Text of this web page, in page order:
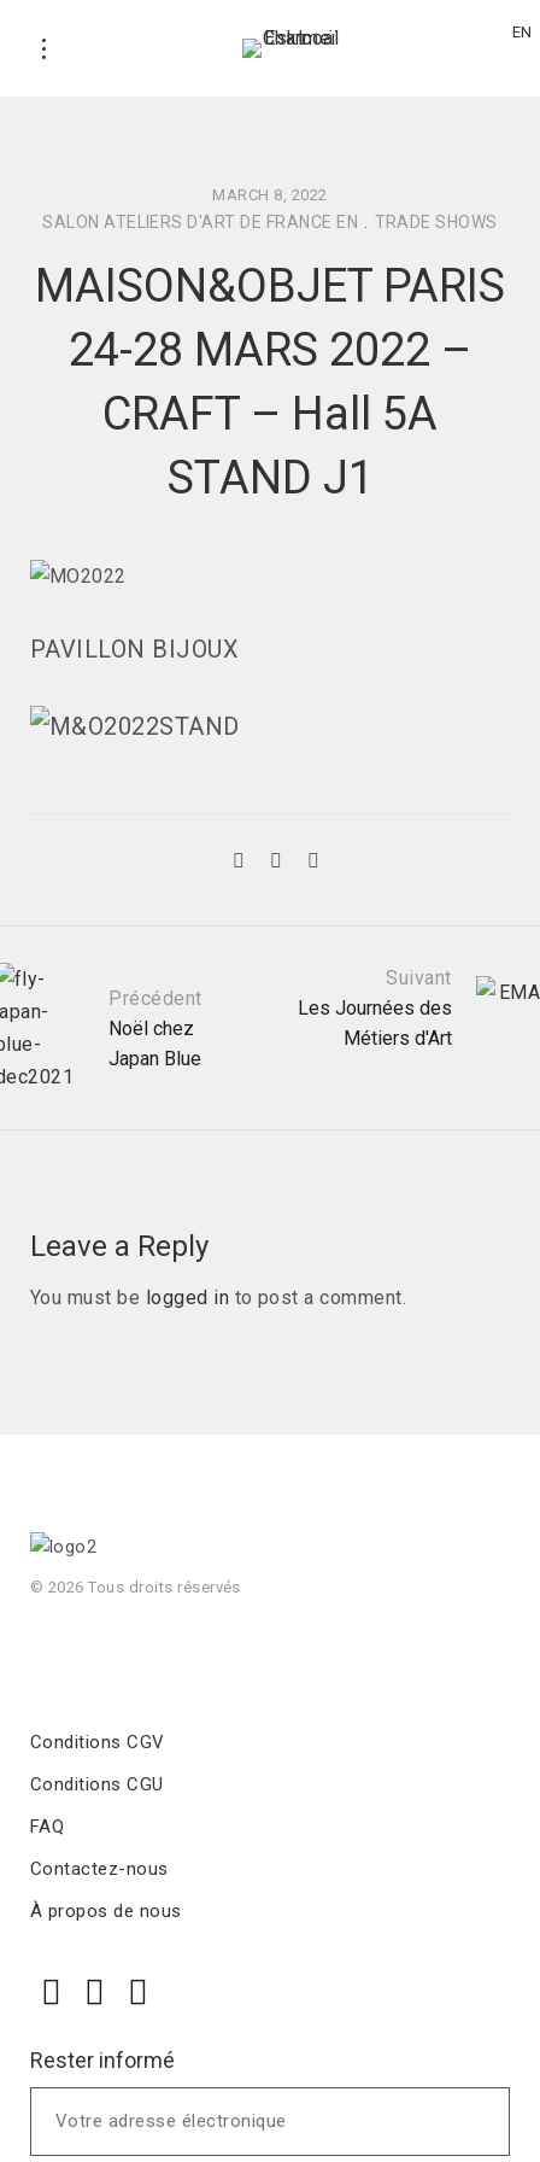
EN
MARCH 8, 2022
SALON ATELIERS D'ART DE FRANCE EN TRADE SHOWS
MAISON&OBJET PARIS
24-28 MARS 2022 –
CRAFT – Hall 5A
STAND J1
PAVILLON BIJOUX
Précédent
Noël chez
Japan Blue
Suivant
Les Journées des
Métiers d'Art
Leave a Reply
You must be logged in to post a comment.
© 2026 Tous droits réservés
Conditions CGV
Conditions CGU
FAQ
Contactez-nous
À propos de nous
Rester informé